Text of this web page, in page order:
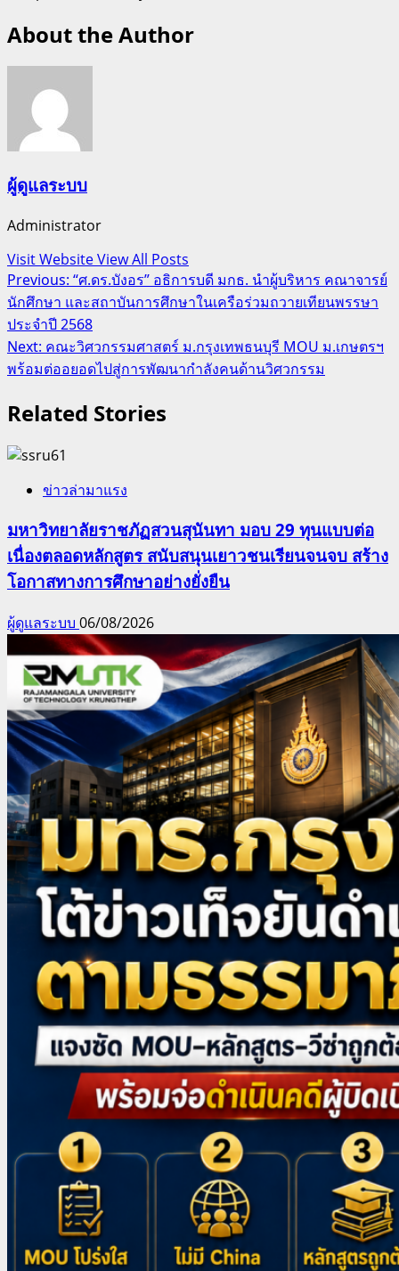
About the Author
ผู้ดูแลระบบ
Administrator
Visit WebsiteView All Posts
Post
navigation
Previous: “ศ.ดร.บังอร” อธิการบดี มกธ. นำผู้บริหาร คณาจารย์
นักศึกษา และสถาบันการศึกษาในเครือร่วมถวายเทียนพรรษา
ประจำปี 2568
Next: คณะวิศวกรรมศาสตร์ ม.กรุงเทพธนบุรี MOU ม.เกษตรฯ
พร้อมต่ออยอดไปสู่การพัฒนากำลังคนด้านวิศวกรรม
Related Stories
ข่าวล่ามาแรง
มหาวิทยาลัยราชภัฏสวนสุนันทา มอบ 29 ทุนแบบต่อ
เนื่องตลอดหลักสูตร สนับสนุนเยาวชนเรียนจนจบ สร้าง
โอกาสทางการศึกษาอย่างยั่งยืน
ผู้ดูแลระบบ 06/08/2026